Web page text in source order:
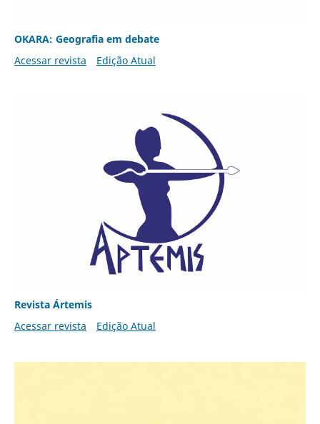
OKARA: Geografia em debate
Acessar revista
Edição Atual
Revista Ártemis
Acessar revista
Edição Atual